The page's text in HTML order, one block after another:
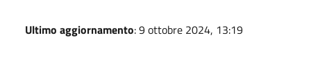
Ultimo aggiornamento: 9 ottobre 2024, 13:19